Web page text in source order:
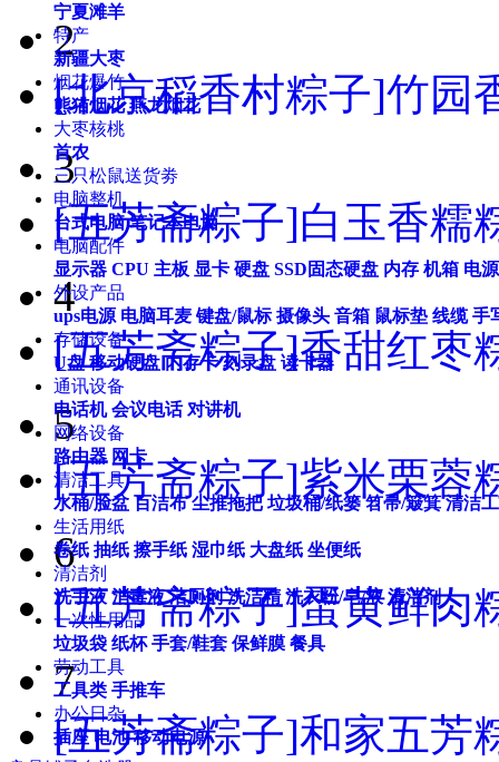
宁夏滩羊
特产
新疆大枣
烟花爆竹
熊猫烟花 燕龙烟花
大枣核桃
首农
三只松鼠送货劵
电脑整机
台式电脑 笔记本电脑
电脑配件
显示器 CPU 主板 显卡 硬盘 SSD固态硬盘 内存 机箱 电源
外设产品
ups电源 电脑耳麦 键盘/鼠标 摄像头 音箱 鼠标垫 线缆 手
存储设备
U盘 移动硬盘 内存卡 刻录盘 读卡器
通讯设备
电话机 会议电话 对讲机
网络设备
路由器 网卡
清洁工具
水桶/脸盆 百洁布 尘推拖把 垃圾桶/纸篓 笤帚/簸箕 清洁
生活用纸
卷纸 抽纸 擦手纸 湿巾纸 大盘纸 坐便纸
清洁剂
洗手液 消毒液 洁厕剂 洗洁精 洗衣粉/皂/液 清洁剂
一次性用品
垃圾袋 纸杯 手套/鞋套 保鲜膜 餐具
劳动工具
工具类 手推车
办公日杂
插座 电池 移动电源
2
[北京稻香村粽子]竹园
3
[五芳斋粽子]白玉香糯
4
[五芳斋粽子]香甜红枣
5
[五芳斋粽子]紫米栗蓉
6
[五芳斋粽子]蛋黄鲜肉
7
[五芳斋粽子]和家五芳